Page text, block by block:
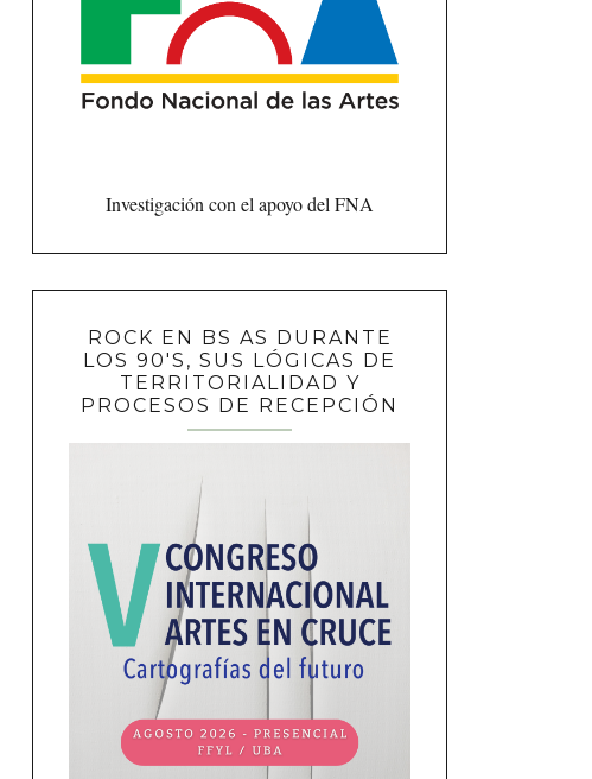
Investigación con el apoyo del FNA
ROCK EN BS AS DURANTE
LOS 90'S, SUS LÓGICAS DE
TERRITORIALIDAD Y
PROCESOS DE RECEPCIÓN